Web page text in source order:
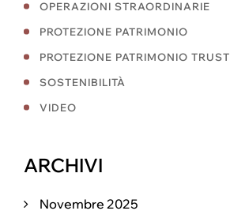
OPERAZIONI STRAORDINARIE
PROTEZIONE PATRIMONIO
PROTEZIONE PATRIMONIO TRUST
SOSTENIBILITÀ
VIDEO
ARCHIVI
Novembre 2025